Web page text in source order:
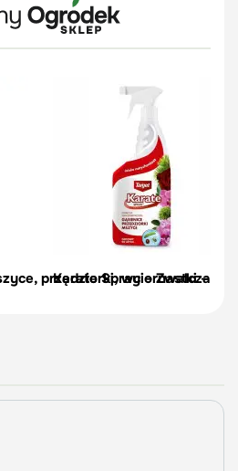
przędziorki, wciornastki –
Karate Spray – Zwalcza